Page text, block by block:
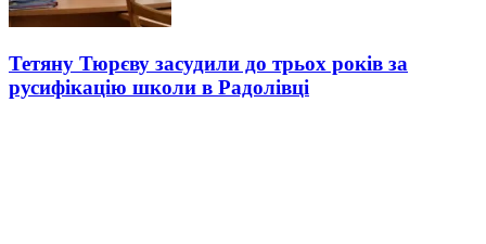
Тетяну Тюрєву засудили до трьох років за
русифікацію школи в Радолівці